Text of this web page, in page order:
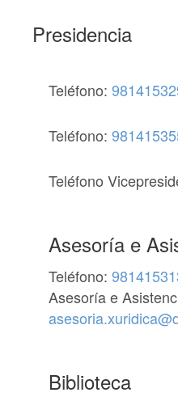
Presidencia
Teléfono:
Teléfono:
Teléfono
Asesoría e
Teléfono:
Asesoría e
Biblioteca